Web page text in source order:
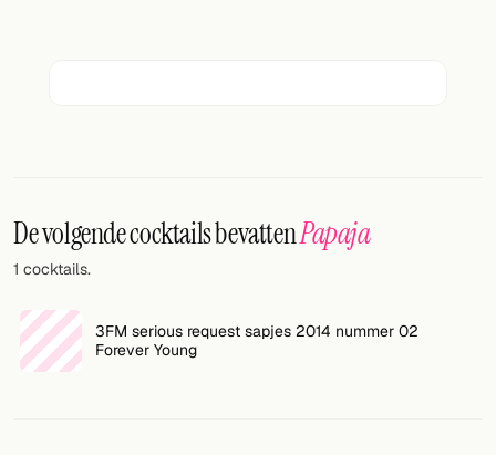
Voeg hier uw eigen cocktail of smoothie toe.
Alle dranken
De volgende cocktails bevattenPapaja
1 cocktails.
3FM serious request sapjes 2014 nummer 02
Forever Young